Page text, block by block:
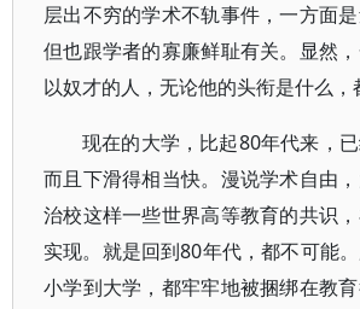
层出不穷的学术不轨事件，一方面是
但也跟学者的寡廉鲜耻有关。显然
以奴才的人，无论他的头衔是什么，
现在的大学，比起80年代来，
而且下滑得相当快。漫说学术自由
治校这样一些世界高等教育的共识
实现。就是回到80年代，都不可能
小学到大学，都牢牢地被捆绑在教